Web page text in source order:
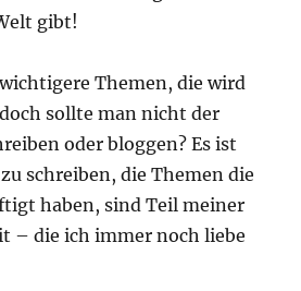
gibt!
Themen, die wird
sollte man nicht der
oder bloggen? Es ist
schreiben, die Themen die
haben, sind Teil meiner
– die ich immer noch liebe